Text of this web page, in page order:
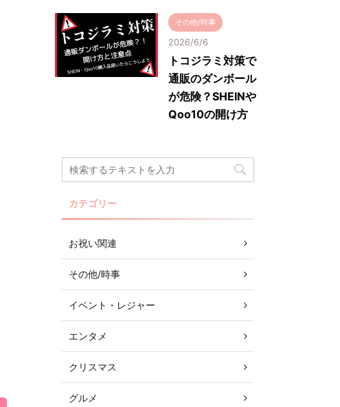
その他/時事
2026/6/6
トコジラミ対策で
通販のダンボール
が危険？SHEINや
Qoo10の開け方
カテゴリー
お祝い関連
その他/時事
イベント・レジャー
エンタメ
クリスマス
グルメ